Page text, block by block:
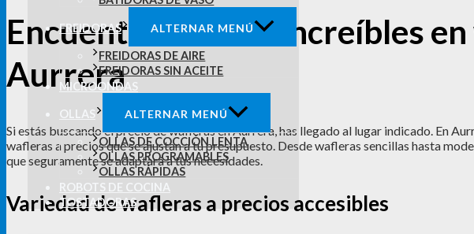
FREIDORAS ALTERNAR MENÚ
FREIDORAS DE AIRE
FREIDORAS SIN ACEITE
MICROONDAS
OLLAS ALTERNAR MENÚ
OLLAS DE COCCIÓN LENTA
OLLAS PROGRAMABLES
OLLAS RÁPIDAS
ROBOTS DE COCINA
TOSTADORAS
Encuentra ofertas increíbles
Aurrera
Si estás buscando el precio de wafleras en Aurrera, has llegado al lugar indicado. En
wafleras a precios que se ajustan a tu presupuesto. Desde wafleras sencillas hasta
que seguramente se adaptará a tus necesidades.
Variedad de wafleras a precios accesibles